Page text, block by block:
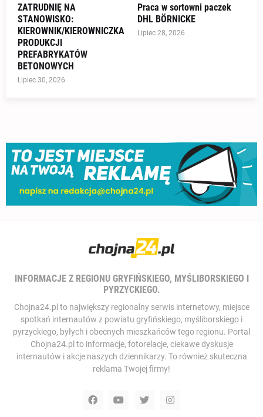
ZATRUDNIĘ NA
STANOWISKO:
KIEROWNIK/KIEROWNICZKA
PRODUKCJI
PREFABRYKATÓW
BETONOWYCH
Lipiec 30, 2026
Praca w sortowni paczek
DHL BÖRNICKE
Lipiec 28, 2026
INFORMACJE Z REGIONU GRYFIŃSKIEGO, MYŚLIBORSKIEGO I
PYRZYCKIEGO.
Chojna24.pl to największy regionalny serwis internetowy, miejsce
spotkań internautów z powiatu gryfińskiego, myśliborskiego i
pyrzyckiego, byłych i obecnych mieszkańców tego regionu. Portal
Chojna24.pl to informacje, fotorelacje, ciekawe dyskusje
internautów i akcje naszych dziennikarzy. To również skuteczna
reklama Twojej firmy!